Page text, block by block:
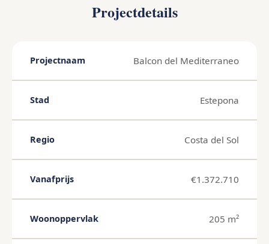
Projectdetails
Projectnaam Balcon del Mediterraneo
Stad Estepona
Regio Costa del Sol
Vanafprijs €1.372.710
Woonoppervlak 205 m²